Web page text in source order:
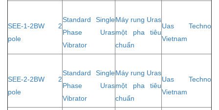
SEE-1-2BW 2
pole
Standard Single
Phase Uras
Vibrator
Máy rung Uras
một pha tiêu
chuẩn
Uas Techno
Vietnam
SEE-2-2BW 2
pole
Standard Single
Phase Uras
Vibrator
Máy rung Uras
một pha tiêu
chuẩn
Uas Techno
Vietnam